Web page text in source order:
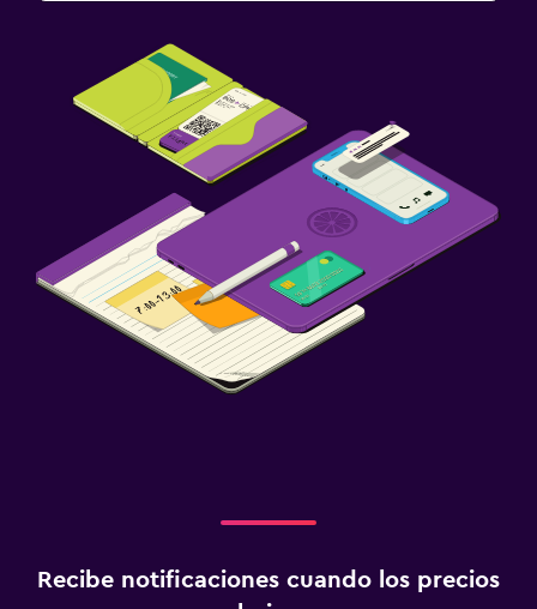
Recibe notificaciones cuando los precios